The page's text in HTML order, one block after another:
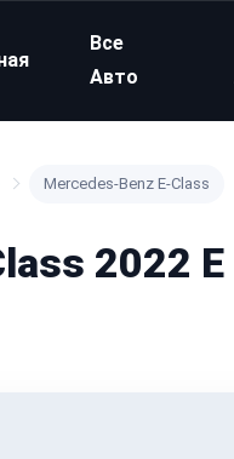
Все
Авто
Mercedes-Benz E-Class
2022 E